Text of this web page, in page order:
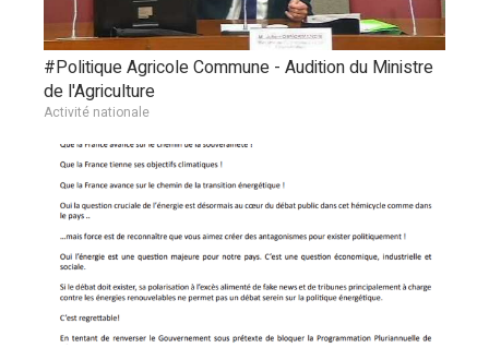
#Politique Agricole Commune - Audition du Ministre
de l'Agriculture
Activité nationale